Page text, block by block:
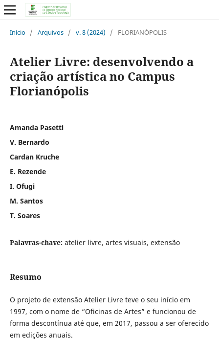
Início / Arquivos / v. 8 (2024) / FLORIANÓPOLIS
Atelier Livre: desenvolvendo a
criação artística no Campus
Florianópolis
Amanda Pasetti
V. Bernardo
Cardan Kruche
E. Rezende
I. Ofugi
M. Santos
T. Soares
Palavras-chave: atelier livre, artes visuais, extensão
Resumo
O projeto de extensão Atelier Livre teve o seu início em
1997, com o nome de “Oficinas de Artes” e funcionou de
forma descontínua até que, em 2017, passou a ser oferecido
em edições anuais.